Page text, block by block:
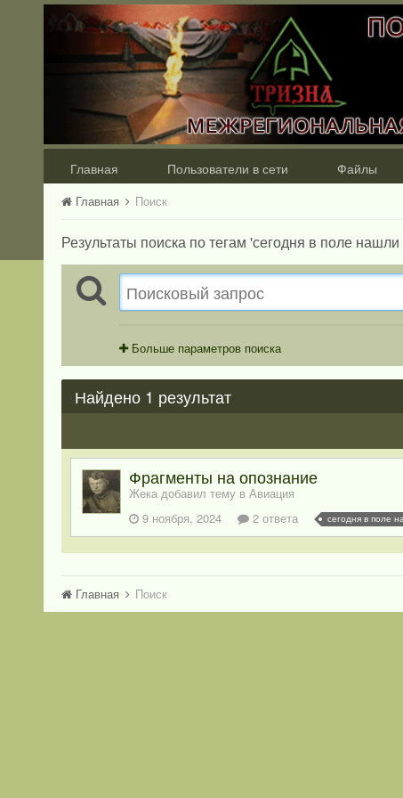
Главная Пользователи в сети Файлы
Главная Поиск
Результаты поиска по тегам 'сегодня в поле
Больше параметров поиска
Найдено 1 результат
Фрагменты на опознание
Жека добавил тему в Авиация
9 ноября, 2024
2 ответа
Главная Поиск